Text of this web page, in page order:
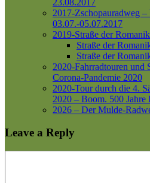
2017-Zschopauradweg
03.07.-05.07.2017
2019-Straße der Romanik
Straße der
Straße der
2020-Fahrradtouren und
Corona-Pandemie 2020
2020-Tour durch die 4.
2020 – Boom. 500 Jahre
2026 – Der Mulde-
Leave a Reply